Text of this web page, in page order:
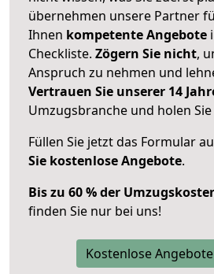
übernehmen unsere Partner
Ihnen kompetente Angebote
Checkliste. Zögern Sie nicht,
Anspruch zu nehmen und
Vertrauen Sie unserer 14
Umzugsbranche und holen
Füllen Sie jetzt das Formular
Sie kostenlose Angebote.
Bis zu 60 % der
finden Sie nur bei uns!
Kostenlose